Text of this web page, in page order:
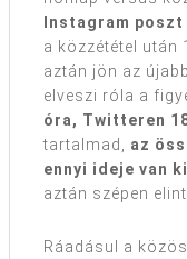
Instagram
a közzététel után
aztán jön az
elveszi róla a
óra, Twitteren
tartalmad, az
ennyi ideje van
aztán szépen
Ráadásul a